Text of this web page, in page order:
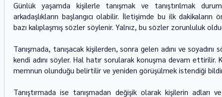
Günlük yaşamda kişilerle tanışmak ve tanıştırılmak
arkadaşlıkların başlangıcı olabilir. İletişimde bu ilk dakikaların
bazı kalıplaşmış sözler söylenir. Yalnız, bu sözler zorunluluk
Tanışmada, tanışacak kişilerden, sonra gelen adını ve
kendi adını söyler. Hal hatır sorularak konuşma devam ettirilir.
memnun olunduğu belirtilir ve yeniden görüşülmek istendiği
Tanıştırmada ise tanışmadan değişik olarak kişilerin adları